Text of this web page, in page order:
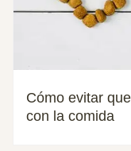
Cómo evitar
con la comida